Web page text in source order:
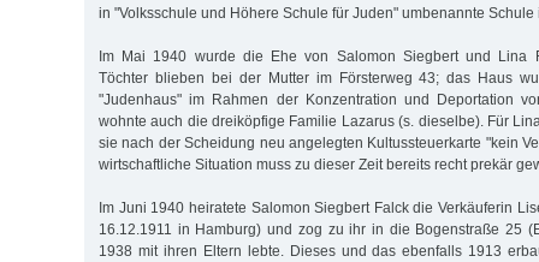
in "Volksschule und Höhere Schule für Juden" umbenannte
Im Mai 1940 wurde die Ehe von Salomon Siegbert und Lina
Töchter blieben bei der Mutter im Försterweg 43; das Haus
"Judenhaus" im Rahmen der Konzentration und Deportation
wohnte auch die dreiköpfige Familie Lazarus (s. dieselbe). Für
sie nach der Scheidung neu angelegten Kultussteuerkarte "kein
wirtschaftliche Situation muss zu dieser Zeit bereits recht prekär
Im Juni 1940 heiratete Salomon Siegbert Falck die Verkäuferin
16.12.1911 in Hamburg) und zog zu ihr in die Bogenstraße 25
1938 mit ihren Eltern lebte. Dieses und das ebenfalls 1913